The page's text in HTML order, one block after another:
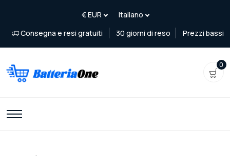
Consegna e resi gratuiti 30 giorni di reso Prezzi bassi
0